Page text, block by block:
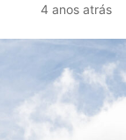
4 anos atrás